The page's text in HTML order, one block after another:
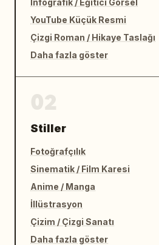
İnfografik / Eğitici Görsel
YouTube Küçük Resmi
Çizgi Roman / Hikaye Taslağı
Daha fazla göster
Stiller
Fotoğrafçılık
Sinematik / Film Karesi
Anime / Manga
İllüstrasyon
Çizim / Çizgi Sanatı
Daha fazla göster